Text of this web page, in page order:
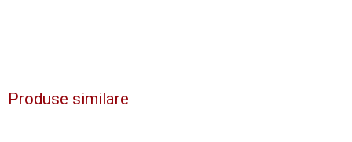
Produse similare